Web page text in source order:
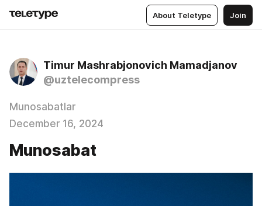
About Teletype Join
Timur Mashrabjonovich Mamadjanov
@uztelecompress
Munosabatlar
December 16, 2024
Munosabat